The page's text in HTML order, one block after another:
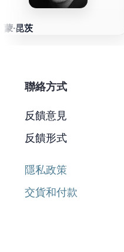
蒙·昆茨
聯絡方式
反饋意見
反饋形式
隱私政策
交貨和付款